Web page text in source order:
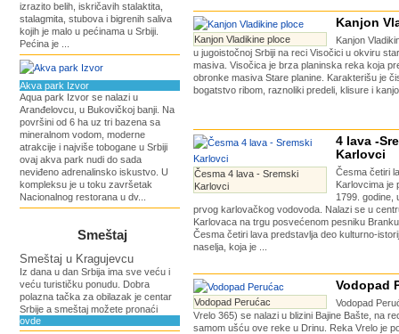
izrazito belih, iskričavih stalaktita,
stalagmita, stubova i bigrenih saliva
kojih je malo u pećinama u Srbiji.
Pećina je ...
Akva park Izvor
Aqua park Izvor se nalazi u
Aranđelovcu, u Bukovičkoj banji. Na
površini od 6 ha uz tri bazena sa
mineralnom vodom, moderne
atrakcije i najviše tobogane u Srbiji
ovaj akva park nudi do sada
neviđeno adrenalinsko iskustvo. U
kompleksu je u toku završetak
Nacionalnog restorana u dv...
Smeštaj
Smeštaj u Kragujevcu
Iz dana u dan Srbija ima sve veću i
veću turističku ponudu. Dobra
polazna tačka za obilazak je centar
Srbije a smeštaj možete pronaći
ovde
Kanjon Vladikine ploce
Kanjon
Kanjon
u jugoistočnoj Srbiji na reci Visočici u okviru
masiva. Visočica je brza planinska reka koja
obronke masiva Stare planine. Karakterišu je
bogatstvo ribom, raznoliki predeli, klisure i
Česma 4 lava - Sremski
Karlovci
4 lava -
Karlovci
Česma četiri
Karlovcima je
1799. godine,
prvog karlovačkog vodovoda. Nalazi se u
Karlovaca na trgu posvećenom pesniku
Česma četiri lava predstavlja deo kulturno-
naselja, koja je ...
Vodopad Perućac
Vodopad
Vodopad
Vrelo 365) se nalazi u blizini Bajine Bašte, na
samom ušću ove reke u Drinu. Reka Vrelo je